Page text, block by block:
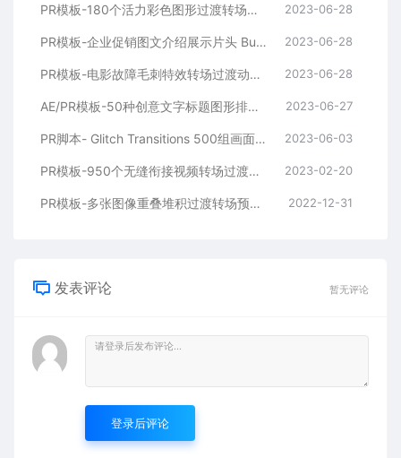
PR模板-180个活力彩色图形过渡转场动画预设 Color Wave Transitions 2023-06-28
PR模板-企业促销图文介绍展示片头 Business Promo 2023-06-28
PR模板-电影故障毛刺特效转场过渡动画预设 Cinematic Glitch Transitions Pack V2 2023-06-28
AE/PR模板-50种创意文字标题图形排版宣传片头 2023-06-27
PR脚本- Glitch Transitions 500组画面损坏故障干扰VHS色散毛刺抖动转场预设 2023-06-03
PR模板-950个无缝衔接视频转场过渡预设 Seamless Transitions 2023-02-20
PR模板-多张图像重叠堆积过渡转场预设 Transitions Photo Animation 2022-12-31
发表评论 暂无评论
登录后评论